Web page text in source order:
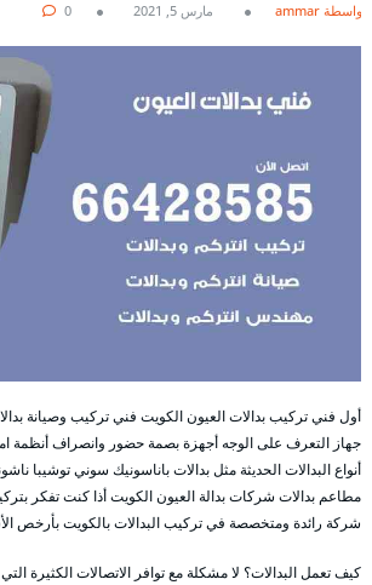
بواسطة ammar مارس 5, 2021 0
أول فني تركيب بدالات العيون الكويت فني تركيب وصيانة
جهاز التعرف على الوجه أجهزة بصمة حضور وانصراف أنظمة
أنواع البدالات الحديثة مثل بدالات باناسونيك سوني توشيبا
مطاعم بدالات شركات بدالة العيون الكويت أذا كنت تفكر
شركة رائدة ومتخصصة في تركيب البدالات بالكويت بأرخص
كيف تعمل البدالات؟ لا مشكلة مع توافر الاتصالات الكثيرة